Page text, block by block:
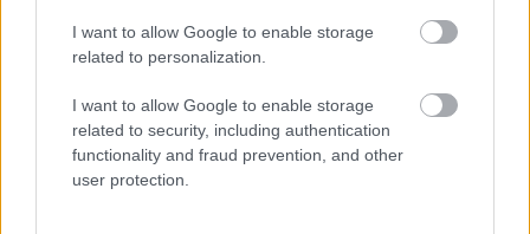
I want to allow Google to enable storage
related to personalization.
I want to allow Google to enable storage
related to security, including authentication
functionality and fraud prevention, and other
user protection.
Asseco Resovia| Developres Rzeszów |ITA TOOLS Stal Mielec
Cellfast Wilki Krosno| Texom Stal Rzeszów|Stal Mielec
Motor Lublin|Stal Rzeszów| Stal Stalowa Wola|Wisła Kraków
Resovia|Wieczysta Kraków